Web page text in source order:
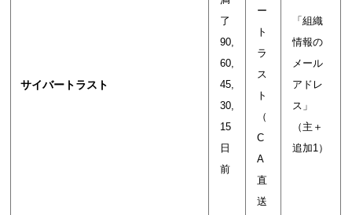
サイバートラスト
了
90,
60,
45,
30,
15
日
前
ー
ト
ラ
ス
ト
（
C
A
直
送
「組織
情報の
メール
アドレ
ス」
（主＋
追加1）